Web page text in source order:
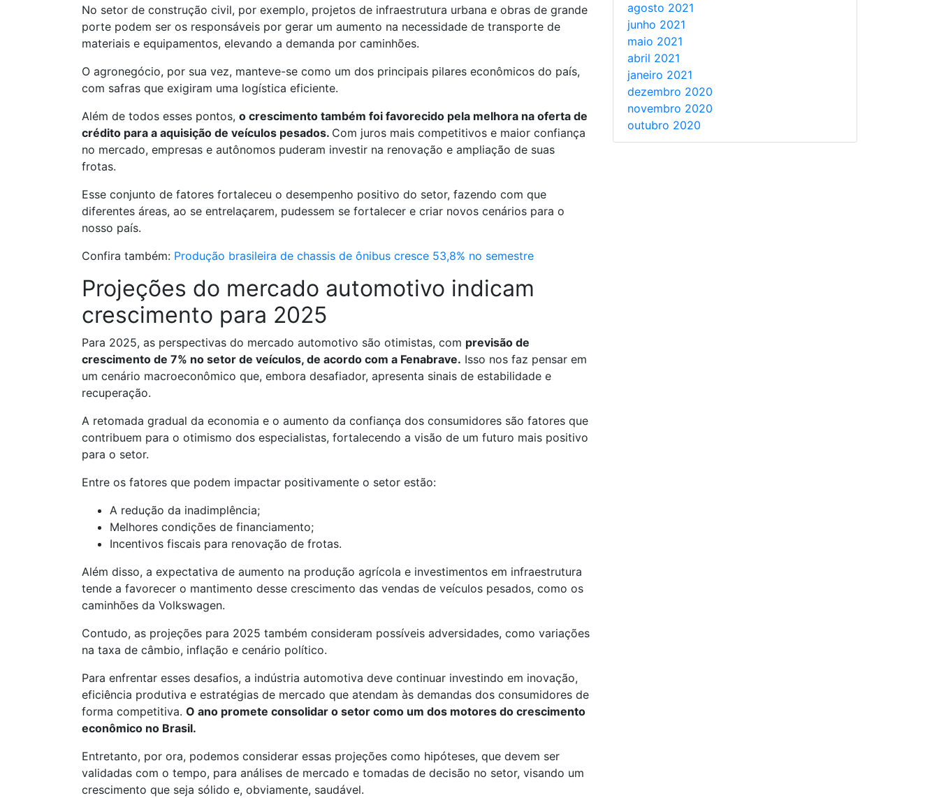
No setor de construção civil, por exemplo, projetos de infraestrutura urbana e obras de grande
porte podem ser os responsáveis por gerar um aumento na necessidade de transporte de
materiais e equipamentos, elevando a demanda por caminhões.
O agronegócio, por sua vez, manteve-se como um dos principais pilares econômicos do país,
com safras que exigiram uma logística eficiente.
Além de todos esses pontos, o crescimento também foi favorecido pela melhora na oferta de
crédito para a aquisição de veículos pesados. Com juros mais competitivos e maior confiança
no mercado, empresas e autônomos puderam investir na renovação e ampliação de suas
frotas.
Esse conjunto de fatores fortaleceu o desempenho positivo do setor, fazendo com que
diferentes áreas, ao se entrelaçarem, pudessem se fortalecer e criar novos cenários para o
nosso país.
Confira também: Produção brasileira de chassis de ônibus cresce 53,8% no semestre
Projeções do mercado automotivo indicam
crescimento para 2025
Para 2025, as perspectivas do mercado automotivo são otimistas, com previsão de
crescimento de 7% no setor de veículos, de acordo com a Fenabrave. Isso nos faz pensar em
um cenário macroeconômico que, embora desafiador, apresenta sinais de estabilidade e
recuperação.
A retomada gradual da economia e o aumento da confiança dos consumidores são fatores que
contribuem para o otimismo dos especialistas, fortalecendo a visão de um futuro mais positivo
para o setor.
Entre os fatores que podem impactar positivamente o setor estão:
A redução da inadimplência;
Melhores condições de financiamento;
Incentivos fiscais para renovação de frotas.
Além disso, a expectativa de aumento na produção agrícola e investimentos em infraestrutura
tende a favorecer o mantimento desse crescimento das vendas de veículos pesados, como os
caminhões da Volkswagen.
Contudo, as projeções para 2025 também consideram possíveis adversidades, como variações
na taxa de câmbio, inflação e cenário político.
Para enfrentar esses desafios, a indústria automotiva deve continuar investindo em inovação,
eficiência produtiva e estratégias de mercado que atendam às demandas dos consumidores de
forma competitiva. O ano promete consolidar o setor como um dos motores do crescimento
econômico no Brasil.
Entretanto, por ora, podemos considerar essas projeções como hipóteses, que devem ser
validadas com o tempo, para análises de mercado e tomadas de decisão no setor, visando um
crescimento que seja sólido e, obviamente, saudável.
agosto 2021
junho 2021
maio 2021
abril 2021
janeiro 2021
dezembro 2020
novembro 2020
outubro 2020